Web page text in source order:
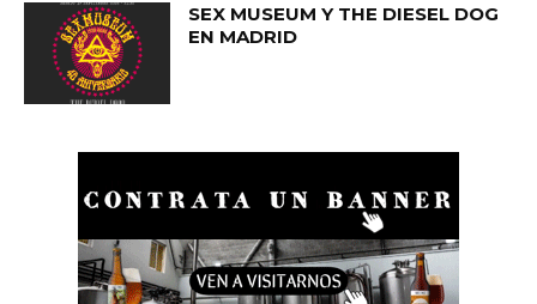
SEX MUSEUM Y THE DIESEL DOG
EN MADRID